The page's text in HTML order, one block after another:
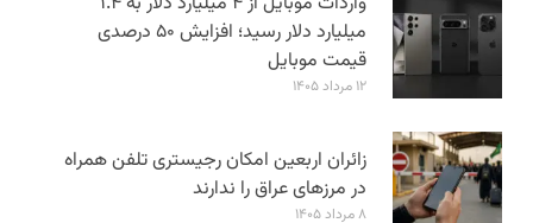
میلیارد دلار رسید؛ افزایش ۵۰ درصدی
قیمت موبایل
۱۲ مرداد ۱۴۰۵
زائران اربعین امکان رجیستری تلفن همراه
در مرزهای عراق را ندارند
۸ مرداد ۱۴۰۵